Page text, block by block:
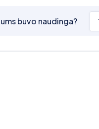
buvo naudinga?